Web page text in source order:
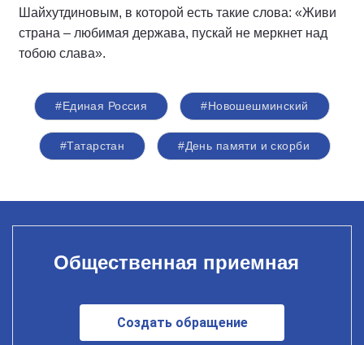
Шайхутдиновым, в которой есть такие слова: «Живи
страна – любимая держава, пускай не меркнет над
тобою слава».
#Единая Россия #Новошешминский
#Татарстан #День памяти и скорби
Общественная приемная
Создать обращение